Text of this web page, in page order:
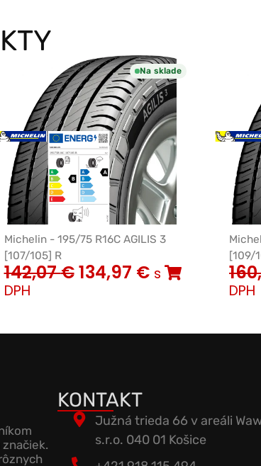
Na sklade
Michelin - 195/75 R16C AGILIS 3
[107/105] R
142,07€134,97 € s
DPH
[109/
DPH
KONTAKT
Južná trieda 66 v areáli
s.r.o. 040 01 Košice